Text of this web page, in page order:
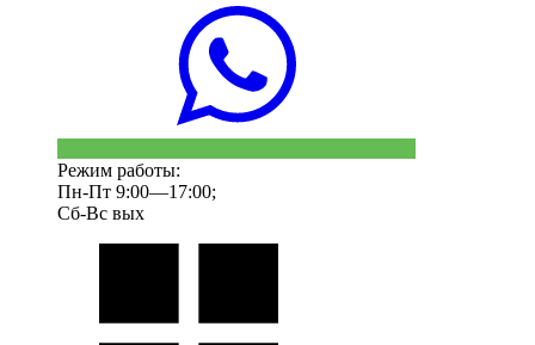
Режим работы:
Пн-Пт 9:00—17:00;
Сб-Вс вых